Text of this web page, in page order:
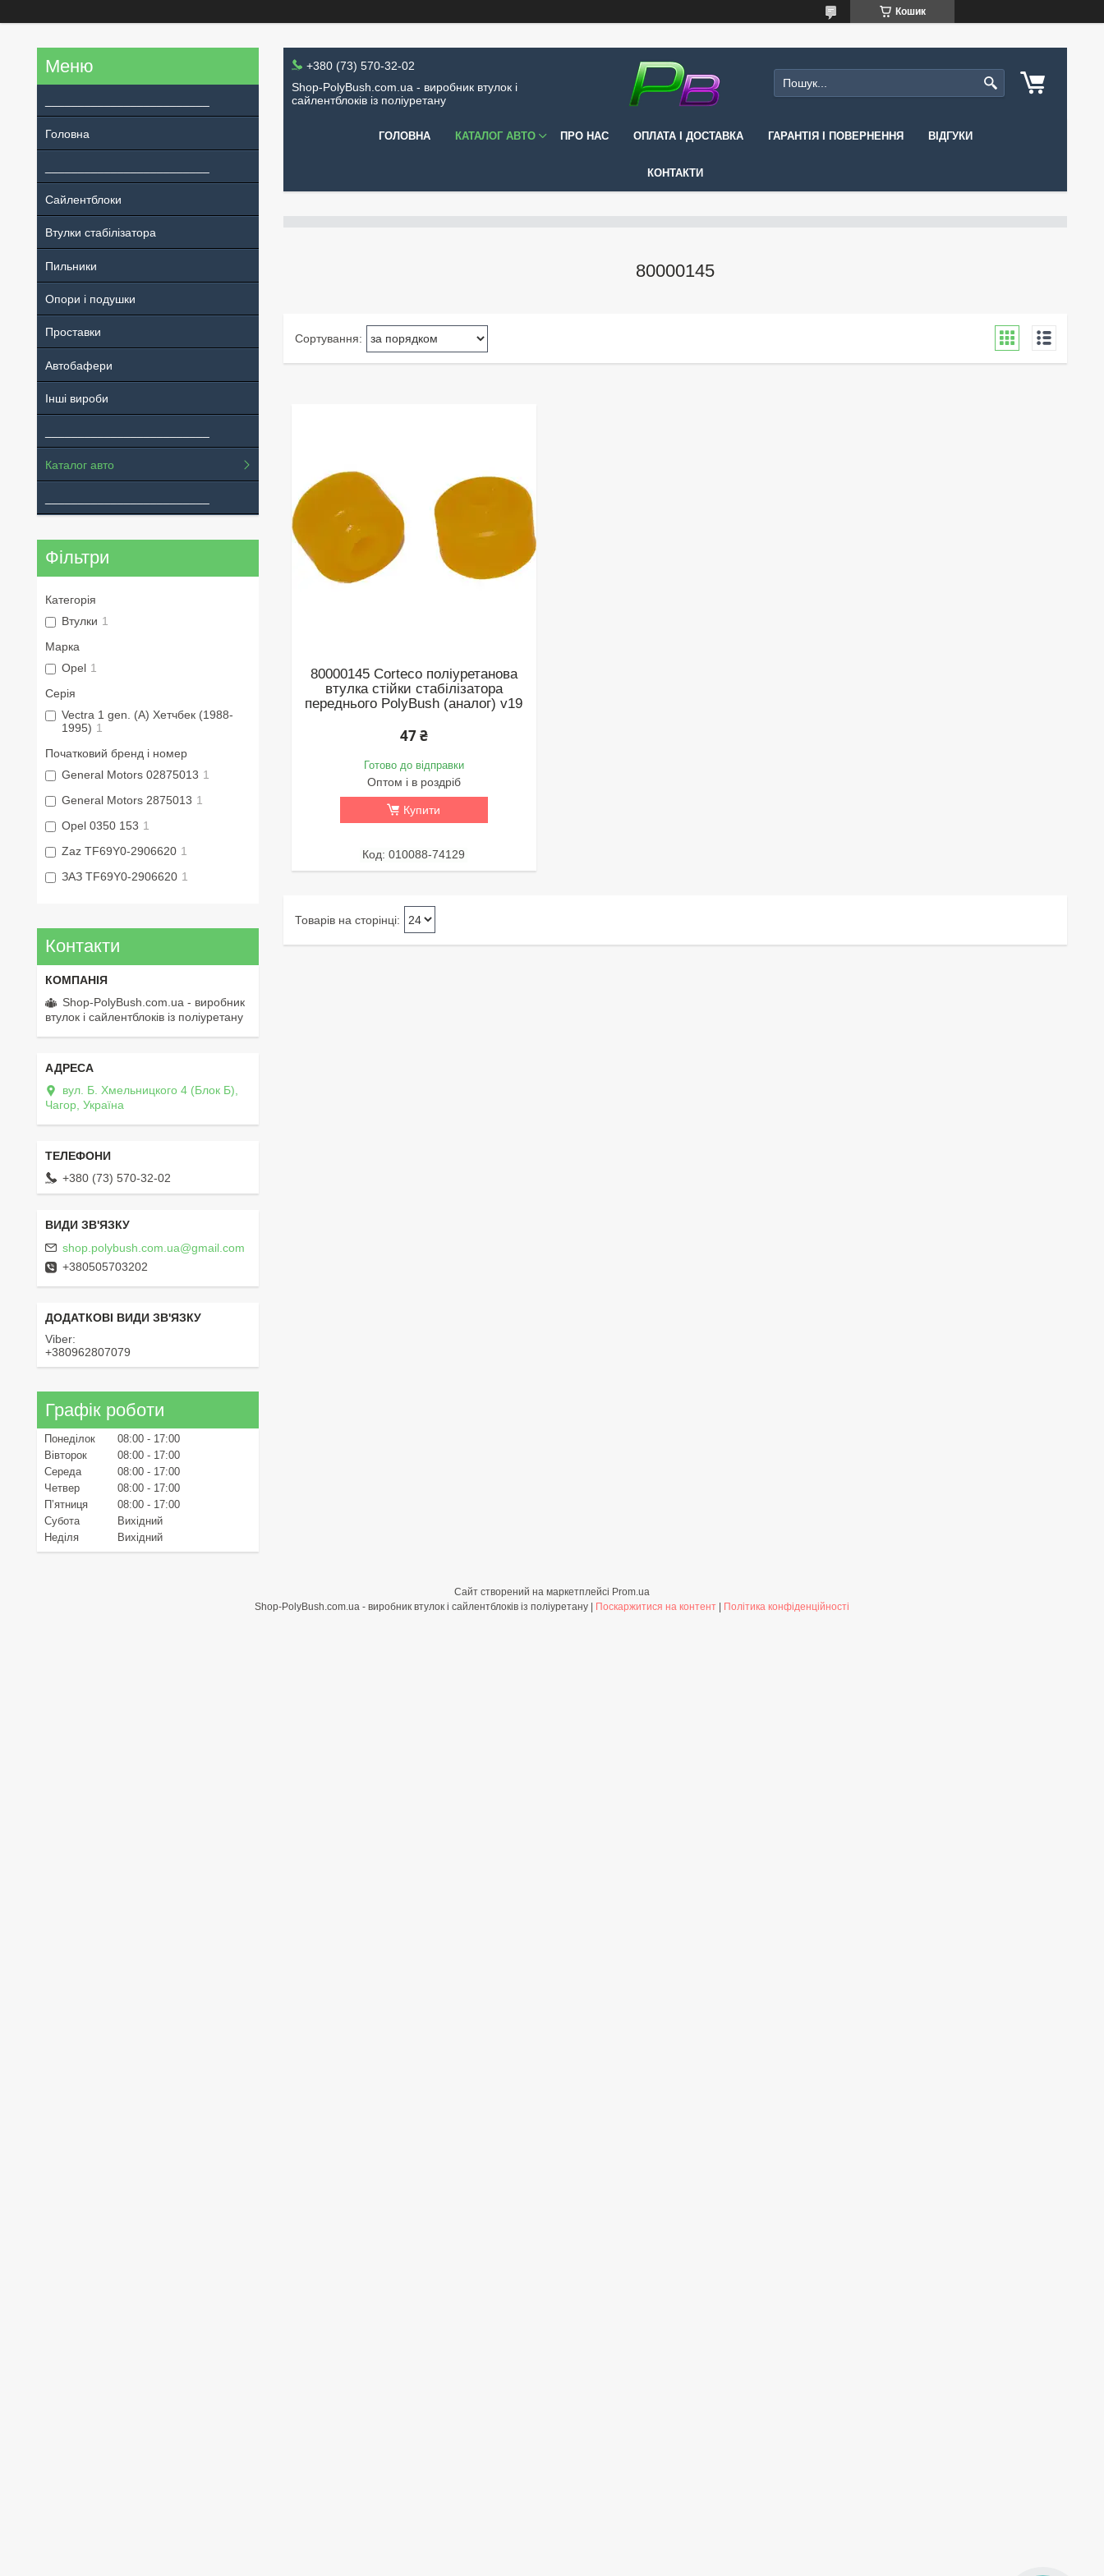
Кошик
+380 (73) 570-32-02
Shop-PolyBush.com.ua - виробник втулок і
сайлентблоків із поліуретану
ГОЛОВНА КАТАЛОГ АВТО ПРО НАС ОПЛАТА І ДОСТАВКА ГАРАНТІЯ І ПОВЕРНЕННЯ ВІДГУКИ
КОНТАКТИ
80000145
80000145 Corteco поліуретанова
втулка стійки стабілізатора
переднього PolyBush (аналог) v19
47 ₴
Готово до відправки
Оптом і в роздріб
Купити
010088-74129
Головна
Сайлентблоки
Втулки стабілізатора
Пильники
Опори і подушки
Проставки
Автобафери
Інші вироби
Каталог авто
Фільтри
Категорія
Втулки 1
Марка
Opel 1
Серія
Vectra 1 gen. (A) Хетчбек (1988-
1995) 1
Початковий бренд і номер
General Motors 02875013 1
General Motors 2875013 1
Opel 0350 153 1
Zaz TF69Y0-2906620 1
ЗАЗ TF69Y0-2906620 1
Контакти
Shop-PolyBush.com.ua - виробник
втулок і сайлентблоків із поліуретану
вул. Б. Хмельницкого 4 (Блок Б),
Чагор, Україна
+380 (73) 570-32-02
shop.polybush.com.ua@gmail.com
+380505703202
Viber
+380962807079
Графік роботи
Понеділок 08:00
17:00
Вівторок
08:00
17:00
Середа
08:00
17:00
Четвер
08:00
17:00
Пʼятниця
08:00
17:00
Субота
Вихідний
Неділя
Вихідний
Сайт створений на маркетплейсі Prom.ua
Поскаржитися на контент Політика конфіденційності